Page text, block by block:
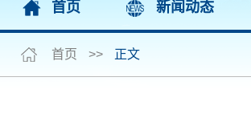
首页 新闻动态
首页 >> 正文